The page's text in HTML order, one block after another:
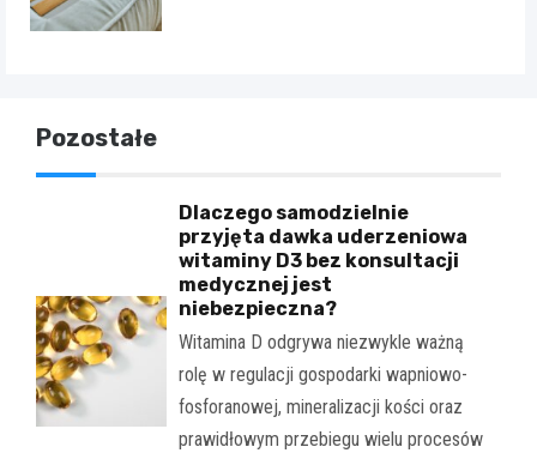
Pozostałe
Dlaczego samodzielnie
przyjęta dawka uderzeniowa
witaminy D3 bez konsultacji
medycznej jest
niebezpieczna?
Witamina D odgrywa niezwykle ważną
rolę w regulacji gospodarki wapniowo-
fosforanowej, mineralizacji kości oraz
prawidłowym przebiegu wielu procesów